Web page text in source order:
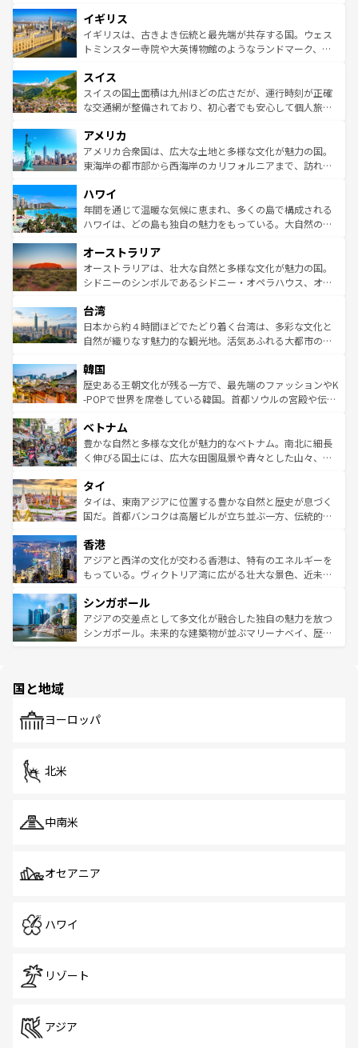
いる。シャンパンの発祥地であるランス、プロヴァンスの
香り高いラベンダー畑など、多彩な楽しみ方が可能だ。さ
らに、パリ以外の地域にも魅力が溢れており、どの街角に
れる地方に足を運ぶとそれぞれで全く異なる文化を体験で
きるだろう。 なお、新着のフランス情報はコンテンツ一覧
を参照してほしい。
顔を持つこの国は、どこを歩いても飽きることがない。ベ
ルリンの文化的活気、バイエルン州のアルプスの絶景、そ
してライン川沿いのワイン畑といった風景は必見。ビール
は、お酒好きな人にはぜひ体験してほしい。 なお、新着の
ドイツ情報はコンテンツ一覧を参照してほしい。
イギリス
イギリスは、古きよき伝統と最先端が共存する国。ウェス
トミンスター寺院や大英博物館のようなランドマーク、歴
リアごとに異なる魅力がある。また、優雅なアフタヌーン
ティー、ビール好きにはたまらない英国パブ、サッカー観
戦など、本場だからこそできる体験も豊富。イギリスを旅
ンツ一覧を参照してほしい。
スイス
スイスの国土面積は九州ほどの広さだが、運行時刻が正確
な交通網が整備されており、初心者でも安心して個人旅行
の建物がそのまま残る町や、スイスならではのユニークな
博物館もあり、アルプス観光だけでなく町歩きも満喫する
ことができる。国民の所得が高いため物価も高いが、旅行
ば市内交通費無料で観光を楽しむこともできる。 なお、新
着のスイス情報はコンテンツ一覧 を参照してほしい。
アメリカ
アメリカ合衆国は、広大な土地と多様な文化が魅力の国。
東海岸の都市部から西海岸のカリフォルニアまで、訪れる
のような巨大都市は、観光、ショッピング、エンターテイ
ンメントが詰まった刺激的なスポットだ。一方、アメリカ
西部には大自然が広がり、グランドキャニオンやイエロー
部のニューオーリンズでは、音楽と美食が融合した独特の
文化が魅力。旅行者はアメリカの各地域で異なる魅力を楽
しみながら、その多様性と豊かな歴史を感じることができ
ならではの贅沢な旅のスタイルだ。 なお、新着のアメリカ
情報はコンテンツ一覧を参照してほしい。
ハワイ
年間を通じて温暖な気候に恵まれ、多くの島で構成される
ハワイは、どの島も独自の魅力をもっている。大自然の神
ワイ島は見逃せない。また、定番の観光地といえばオアフ
島だが、静かな自然を求めるならマウイ島やカウアイ島が
おすすめ。エメラルドグリーンに輝く海をはじめ、豊かな
れるおもてなしの心で訪れる人々を迎えてくれるハワイの
人々、おいしいローカルフードやハワイアンミュージッ
ク、伝統的なフラダンスなど、すべてがハワイの魅力を彩
ワイを、存分に味わってほしい。 なお、新着のハワイ情報
はコンテンツ一覧を参照してほしい。
オーストラリア
オーストラリアは、壮大な自然と多様な文化が魅力の国。
シドニーのシンボルであるシドニー・オペラハウス、オー
リアリーフや大陸中央部にそびえるウルル（エアーズロッ
ク）、タスマニアの美しい原生林やケアンズの熱帯雨林な
ど、見どころがたくさん。また、カフェやワイン、オージ
いる。アクティビティも充実しており、サーフィンやダイ
ビング、ハイキングなど、アウトドア好きにはたまらな
い。オーストラリアの多彩な魅力を存分に味わいつくそ
参照してほしい。
台湾
日本から約４時間ほどでたどり着く台湾は、多彩な文化と
自然が織りなす魅力的な観光地。活気あふれる大都市の台
ン）、静ひつな山岳地帯である台湾東部など、都市の喧騒
と山間の静けさが共存しており、訪れる人に新しい発見と
驚きをもたらしてくれる。また、奥深い台湾の食文化も魅
容にもいいと評判のスイーツなど、バラエティ豊かな料理
が味わえる。 なお、新着の台湾情報は コンテンツ一覧を参
照してほしい。
韓国
歴史ある王朝文化が残る一方で、最先端のファッションやK
-POPで世界を席巻している韓国。首都ソウルの宮殿や伝統
き、地方に足を延ばせば四季折々の自然美を楽しむことが
できる。そして、キムチや焼肉、絶品のストリートフード
まで、さまざまな韓国料理が待っている。夜には、韓国な
リティに包まれながら、韓国の多彩な魅力を心ゆくまで味
わってみてほしい。 なお、新着の韓国情報はコンテンツ一
覧を参照してほしい。
ベトナム
豊かな自然と多様な文化が魅力的なベトナム。南北に細長
く伸びる国土には、広大な田園風景や青々とした山々、世
急速な発展と共に伝統が息づく。ハノイの古い町並みやホ
ーチミン市のフランス統治時代の建物も、独特の雰囲気を
醸し出している。また、バラエティの豊かさとおいしさで
とつ。フォーやバインミー、ベトナムコーヒーなどは、ぜ
ひ現地で味わいたい。どの地域を訪れてもあたたかい人々
が旅行者を迎えてくれるので、きっと忘れられない旅にな
参照してほしい。
タイ
タイは、東南アジアに位置する豊かな自然と歴史が息づく
国だ。首都バンコクは高層ビルが立ち並ぶ一方、伝統的な
の活気が交差している。北部ではチェンマイなどの山岳地
帯で自然と触れ合い、南部ではプーケットやクラビの美し
いビーチでリゾート気分を楽しむことができる。タイ料理
激する。気候は一年中温暖で、どの季節にも異なる楽しみ
が待っている。親しみやすいタイの人々、仏教を中心とし
た文化、そして多様な観光資源が、訪れる旅人を魅了し続
香港
アジアと西洋の文化が交わる香港は、特有のエネルギーを
もっている。ヴィクトリア湾に広がる壮大な景色、近未来
み、どこを訪れても感動するはず。観光スポットが密集し
ており、効率よく見どころを回れるのも魅力。息をのむよ
うな絶景から文化的な体験まで、香港を存分に楽しみ尽く
シンガポール
アジアの交差点として多文化が融合した独自の魅力を放つ
シンガポール。未来的な建築物が並ぶマリーナベイ、歴史
で、ホーカーズは地元の風情を楽しめる外せないスポット
国と地域
ヨーロッパ
北米
中南米
オセアニア
ハワイ
リゾート
アジア